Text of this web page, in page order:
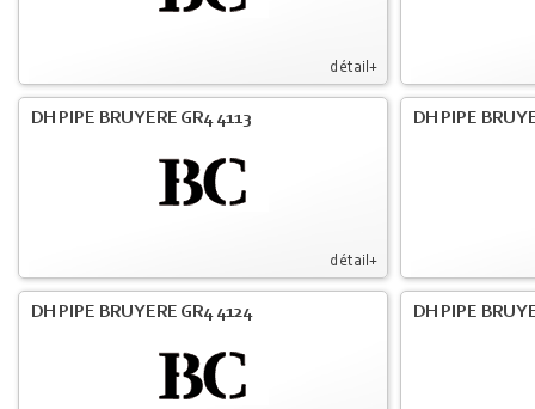
détail+
détail+
DH PIPE BRUYERE GR4 4113 DH PIPE
DH PIPE BRUYERE GR4 4124 DH PIPE